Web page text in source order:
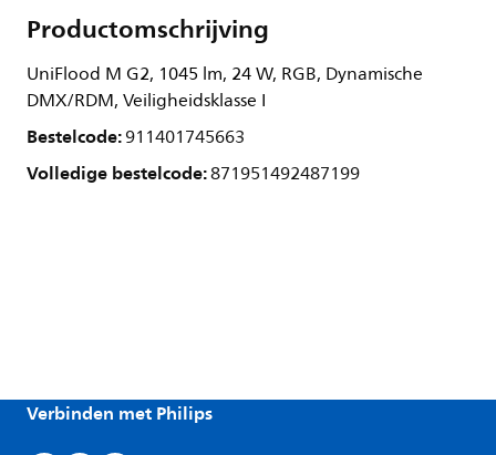
Productomschrijving
UniFlood M G2, 1045 lm, 24 W, RGB, Dynamische
DMX/RDM, Veiligheidsklasse I
Bestelcode:911401745663
Volledige bestelcode:871951492487199
Verbinden met Philips